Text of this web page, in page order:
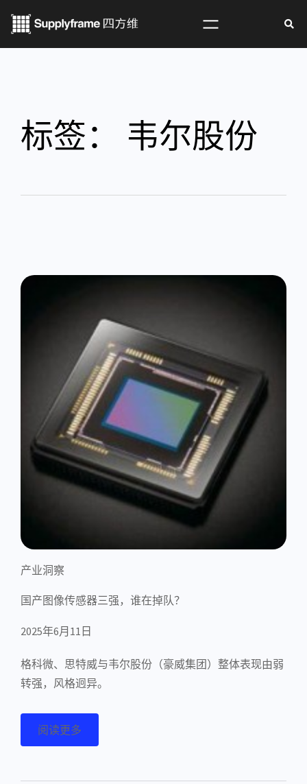
标签： 韦尔股份
产业洞察
国产图像传感器三强，谁在掉队？
2025年6月11日
格科微、思特威与韦尔股份（豪威集团）整体表现由弱
转强，风格迥异。
阅读更多